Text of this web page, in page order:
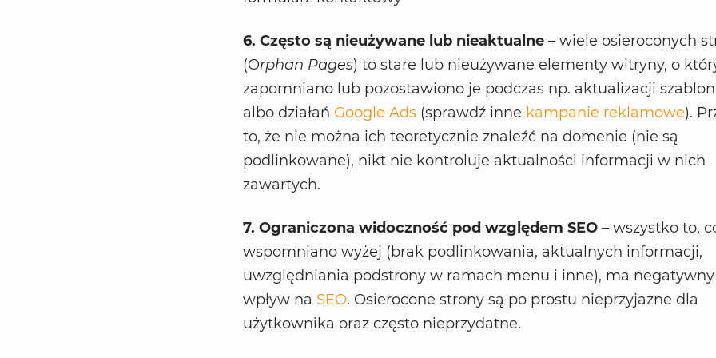
6. Często są nieużywane lub nieaktualne – wiele osieroconych
(Orphan Pages) to stare lub nieużywane elementy witryny, o
zapomniano lub pozostawiono je podczas np. aktualizacji
albo działań Google Ads (sprawdź inne kampanie reklamowe).
to, że nie można ich teoretycznie znaleźć na domenie (nie są
podlinkowane), nikt nie kontroluje aktualności informacji w nich
zawartych.
7. Ograniczona widoczność pod względem SEO – wszystko to,
wspomniano wyżej (brak podlinkowania, aktualnych informacji,
uwzględniania podstrony w ramach menu i inne), ma negatywny
wpływ na SEO. Osierocone strony są po prostu nieprzyjazne dla
użytkownika oraz często nieprzydatne.